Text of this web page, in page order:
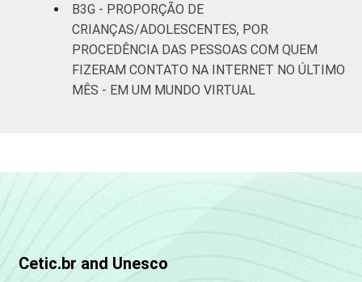
B3G - PROPORÇÃO DE
CRIANÇAS/ADOLESCENTES, POR
PROCEDÊNCIA DAS PESSOAS COM QUEM
FIZERAM CONTATO NA INTERNET NO ÚLTIMO
MÊS - EM UM MUNDO VIRTUAL
Cetic.br and Unesco